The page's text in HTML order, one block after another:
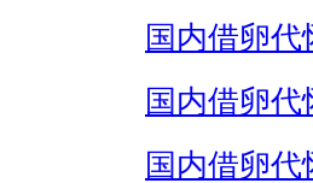
国内借卵代
国内借卵代
国内借卵代